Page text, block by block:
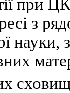
при
з